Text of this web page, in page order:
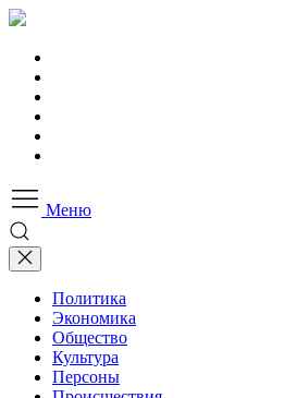
Меню
Политика
Экономика
Общество
Культура
Персоны